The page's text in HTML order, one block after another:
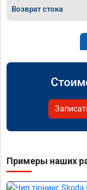
Возврат стока
Примеры наших